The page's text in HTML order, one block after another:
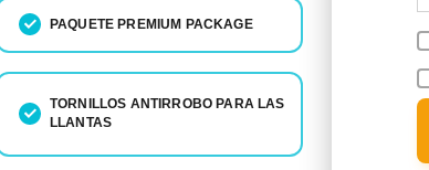
PAQUETE PREMIUM PACKAGE
TORNILLOS ANTIRROBO PARA LAS
LLANTAS